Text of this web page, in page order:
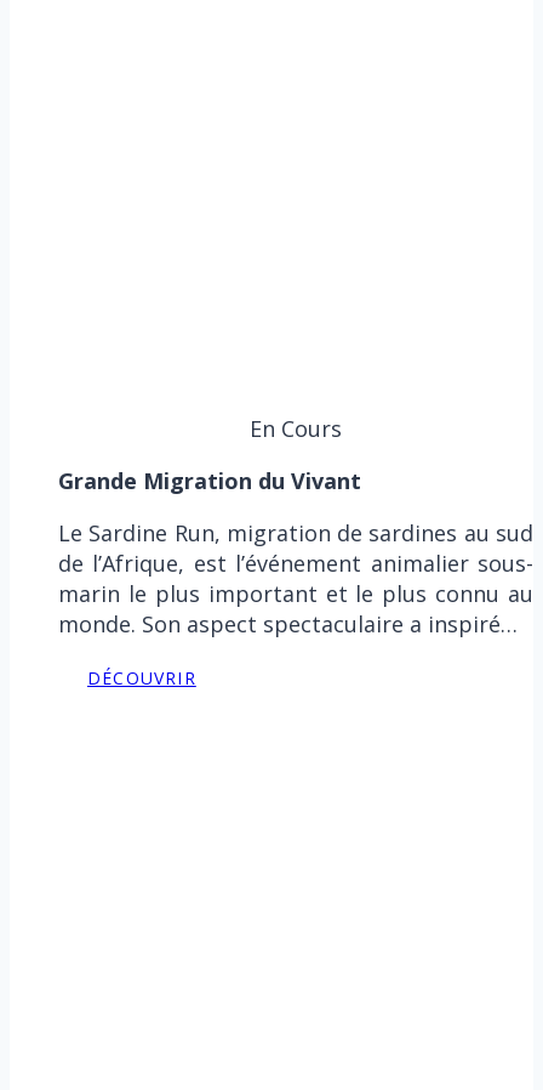
En Cours
Grande Migration du Vivant
Le Sardine Run, migration de sardines au sud
de l’Afrique, est l’événement animalier sous-
marin le plus important et le plus connu au
monde. Son aspect spectaculaire a inspiré…
DÉCOUVRIR